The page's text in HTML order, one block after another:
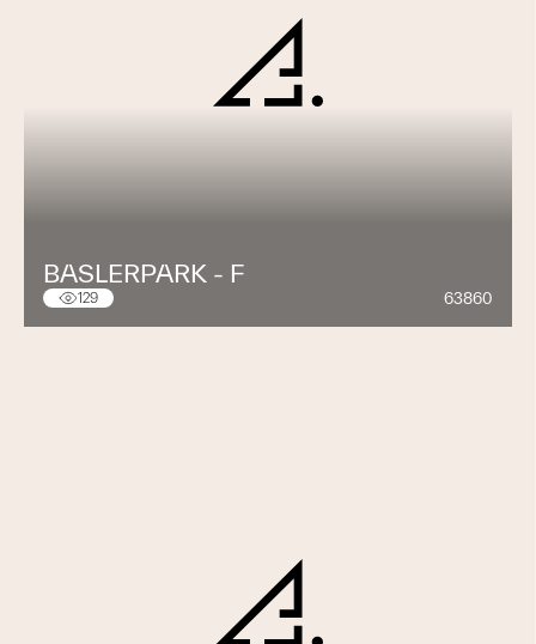
BASLERPARK - F
129 63860